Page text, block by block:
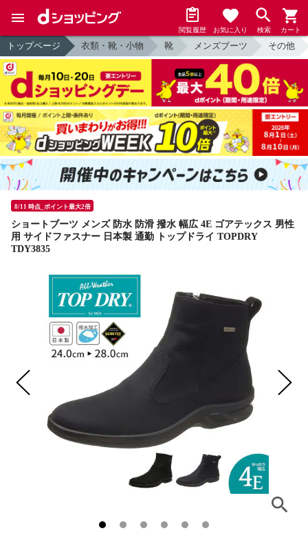
閲覧履歴 お気に入り 検索 カート
トップページ 衣類・靴・小物 靴 メンズブーツ その他
8/11 時点_ポイント最大2倍
ショートブーツ メンズ 防水 防滑 撥水 幅広 4E ゴアテックス 男性
用 サイドファスナー 日本製 通勤 トップドライ TOPDRY
TDY3835